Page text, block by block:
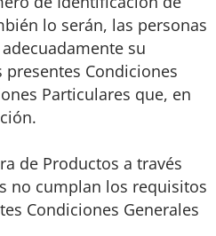
lo serán, las personas
su
Condiciones
Particulares que, en
de Productos a través
no cumplan los requisitos
Condiciones Generales